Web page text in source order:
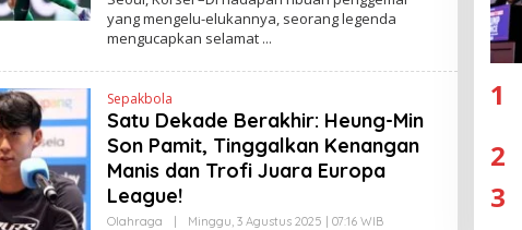
I
N
E
H
N
A
N
E
S
N
yang mengelu-elukannya, seorang legenda
mengucapkan selamat
Sepakbola
Satu Dekade Berakhir: Heung-Min
Son Pamit, Tinggalkan Kenangan
Manis dan Trofi Juara Europa
League!
Olahraga | Minggu, 3 Agustus 2025 | 07:16 WIBO
1
2
3